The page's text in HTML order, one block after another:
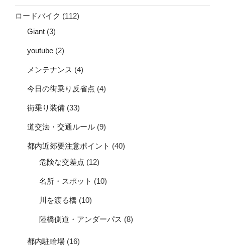
ロードバイク (112)
Giant (3)
youtube (2)
メンテナンス (4)
今日の街乗り反省点 (4)
街乗り装備 (33)
道交法・交通ルール (9)
都内近郊要注意ポイント (40)
危険な交差点 (12)
名所・スポット (10)
川を渡る橋 (10)
陸橋側道・アンダーパス (8)
都内駐輪場 (16)